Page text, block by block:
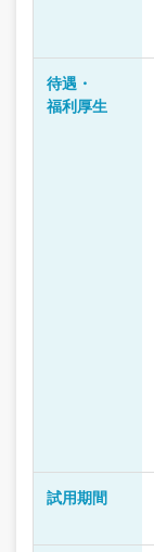
待遇・
福利厚生
試用期間